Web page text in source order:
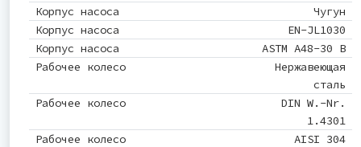
Корпус насоса
Чугун
Корпус насоса
EN-JL1030
Корпус насоса
ASTM A48-30 B
Рабочее колесо
Нержавеющая
сталь
Рабочее колесо
DIN W.-Nr.
1.4301
Рабочее колесо
AISI 304